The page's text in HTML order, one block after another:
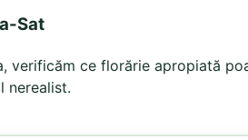
Sat
verificăm ce florărie apropiată
nerealist.